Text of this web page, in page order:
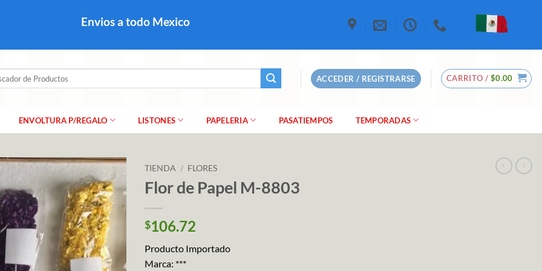
Envios a todo Mexico
ACCEDER / REGISTRARSE CARRITO / $0.00
ENVOLTURA P/REGALO LISTONES PAPELERIA PASATIEMPOS TEMPORADAS
TIENDA / FLORES
Flor de Papel M-8803
$106.72
Producto Importado
Marca: ***